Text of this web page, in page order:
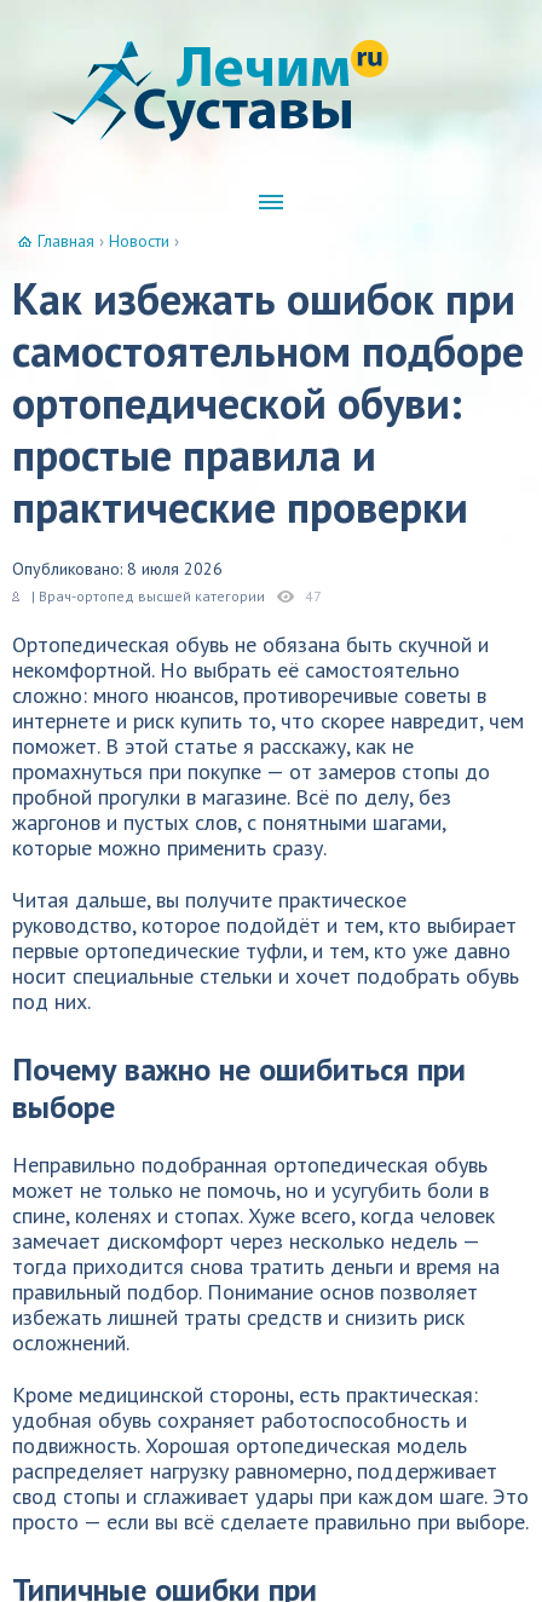
Главная › Новости ›
Как избежать ошибок при
самостоятельном подборе
ортопедической обуви:
простые правила и
практические проверки
Опубликовано: 8 июля 2026
| Врач-ортопед высшей категории 47
Ортопедическая обувь не обязана быть скучной и
некомфортной. Но выбрать её самостоятельно
сложно: много нюансов, противоречивые советы в
интернете и риск купить то, что скорее навредит, чем
поможет. В этой статье я расскажу, как не
промахнуться при покупке — от замеров стопы до
пробной прогулки в магазине. Всё по делу, без
жаргонов и пустых слов, с понятными шагами,
которые можно применить сразу.
Читая дальше, вы получите практическое
руководство, которое подойдёт и тем, кто выбирает
первые ортопедические туфли, и тем, кто уже давно
носит специальные стельки и хочет подобрать обувь
под них.
Почему важно не ошибиться при
выборе
Неправильно подобранная ортопедическая обувь
может не только не помочь, но и усугубить боли в
спине, коленях и стопах. Хуже всего, когда человек
замечает дискомфорт через несколько недель —
тогда приходится снова тратить деньги и время на
правильный подбор. Понимание основ позволяет
избежать лишней траты средств и снизить риск
осложнений.
Кроме медицинской стороны, есть практическая:
удобная обувь сохраняет работоспособность и
подвижность. Хорошая ортопедическая модель
распределяет нагрузку равномерно, поддерживает
свод стопы и сглаживает удары при каждом шаге. Это
просто — если вы всё сделаете правильно при выборе.
Типичные ошибки при